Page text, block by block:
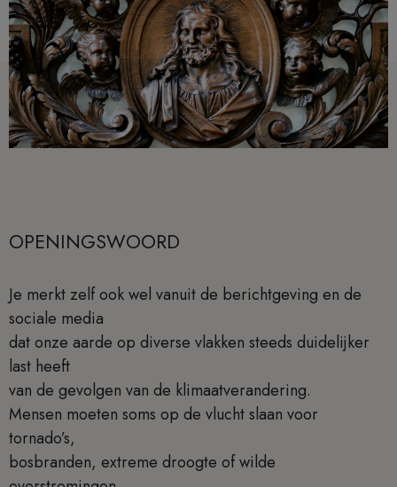
OPENINGSWOORD
Je merkt zelf ook wel vanuit de berichtgeving en de
sociale media
dat onze aarde op diverse vlakken steeds duidelijker
last heeft
van de gevolgen van de klimaatverandering.
Mensen moeten soms op de vlucht slaan voor
tornado’s,
bosbranden, extreme droogte of wilde